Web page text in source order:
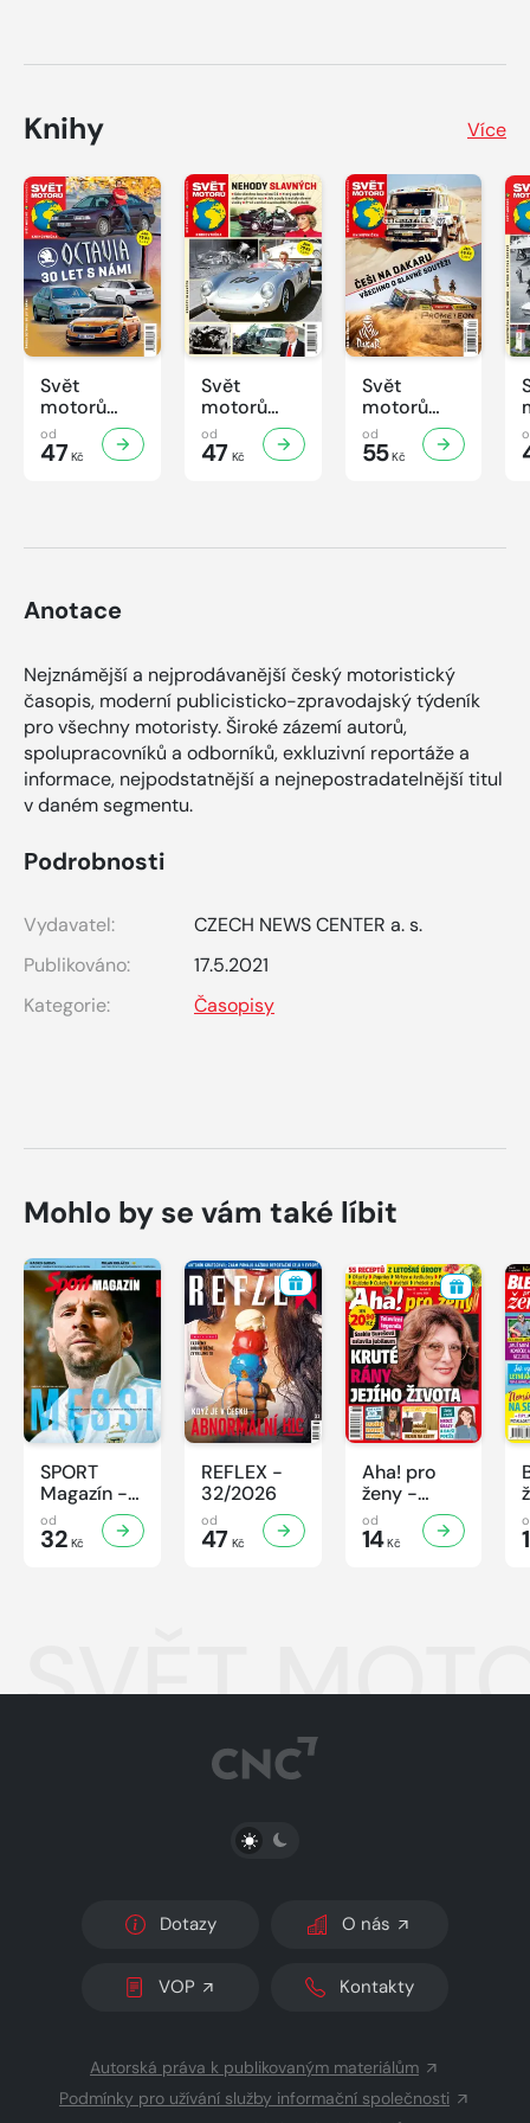
Knihy Více
Svět
motorů
Knihovnička
2/2026
od
47 Kč
Svět
motorů
Knihovnička
1/2026
od
47 Kč
Svět
motorů
Knihovnička
4/2025
od
55Kč
Anotace
Nejznámější a nejprodávanější český motoristický
časopis, moderní publicisticko-zpravodajský týdeník
pro všechny motoristy. Široké zázemí autorů,
spolupracovníků a odborníků, exkluzivní reportáže a
informace, nejpodstatnější a nejnepostradatelnější titul
v daném segmentu.
Podrobnosti
Vydavatel:
CZECH NEWS CENTER a. s.
Publikováno:
17.5.2021
Kategorie:
Časopisy
Mohlo by se vám také líbit
SPORT
Magazín -
32/2026
od
32 Kč
REFLEX -
32/2026
od
47 Kč
Aha! pro
ženy -
32/2026
od
14Kč
SVĚT
PŘEPNOUT SVĚTLÝ/TMAVÝ REŽIM
Dotazy O nás
VOP Kontakty
Autorská práva k publikovaným materiálům
Podmínky pro užívání služby informační společnosti